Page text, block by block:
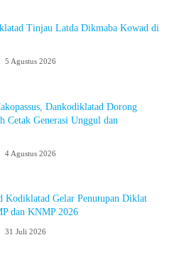
Tinjau Latda Dikmaba Kowad di
5 Agustus 2026
Dankodiklatad Dorong
Cetak Generasi Unggul dan
4 Agustus 2026
Kodiklatad Gelar Penutupan Diklat
dan KNMP 2026
31 Juli 2026